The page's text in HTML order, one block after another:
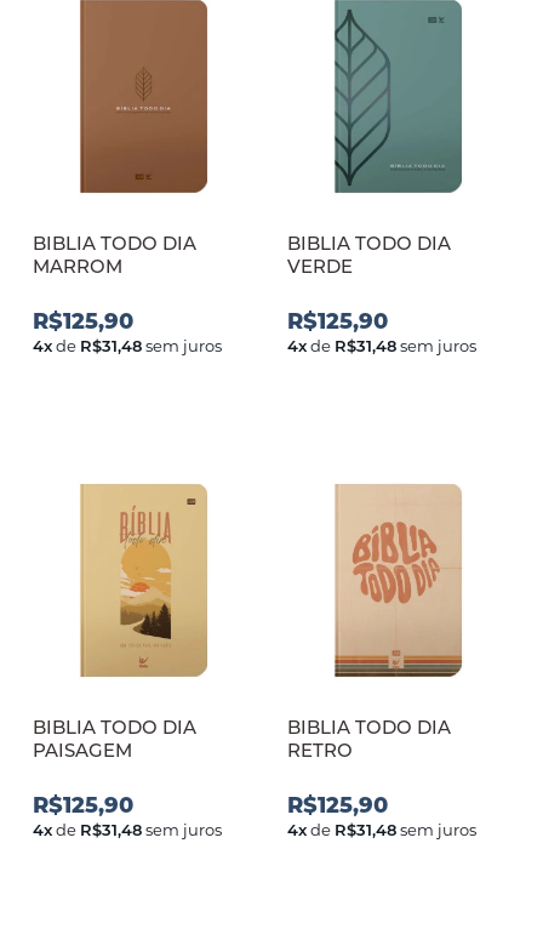
BIBLIA TODO DIA
MARROM
R$125,90
4xde R$31,48sem juros
BIBLIA TODO DIA
VERDE
R$125,90
4xde R$31,48sem juros
BIBLIA TODO DIA
PAISAGEM
R$125,90
4xde R$31,48sem juros
BIBLIA TODO DIA
RETRO
R$125,90
4xde R$31,48sem juros